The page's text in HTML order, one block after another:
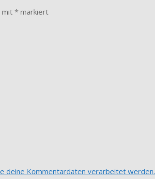
mit * markiert
deine Kommentardaten verarbeitet werden.